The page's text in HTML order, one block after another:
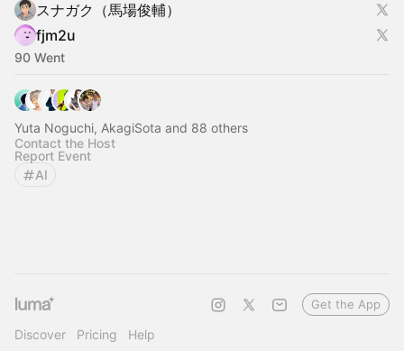
スナガク（馬場俊輔）
fjm2u
90 Went
Yuta Noguchi, AkagiSota and 88 others
Contact the Host
Report Event
AI
Discover Pricing Help
Get the App